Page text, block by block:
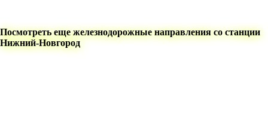
Посмотреть еще железнодорожные направления со станции
Нижний-Новгород